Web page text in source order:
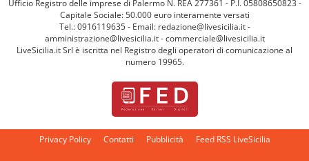
Ufficio Registro delle imprese di Palermo N. REA 277361 - P.I. 05808650823 -
Capitale Sociale: 50.000 euro interamente versati
Tel.: 0916119635 - Email: redazione@livesicilia.it -
amministrazione@livesicilia.it - commerciale@livesicilia.it
LiveSicilia.it Srl è iscritta nel Registro degli operatori di comunicazione al
numero 19965.
Privacy Policy Contatti Pubblicità Feed RSS LiveSicilia